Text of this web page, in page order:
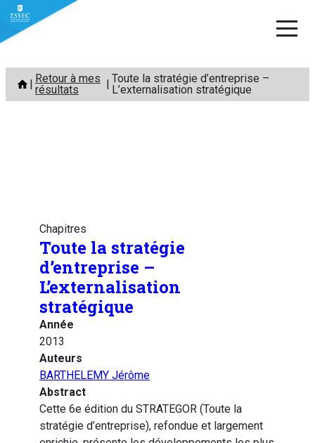
Aller
contenu
Retour à mes
résultats
Toute la stratégie d’entreprise –
L’externalisation stratégique
Chapitres
Toute la stratégie
d’entreprise –
L’externalisation
stratégique
Année
2013
Auteurs
BARTHELEMY Jérôme
Abstract
Cette 6e édition du STRATEGOR (Toute la
stratégie d’entreprise), refondue et largement